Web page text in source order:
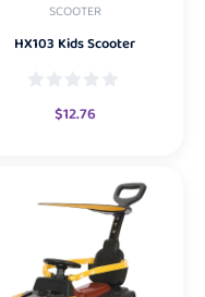
SCOOTER
HX103 Kids Scooter
$12.76